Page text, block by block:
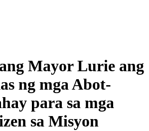
Mayor Lurie ang
ng mga Abot-
para sa mga
sa Misyon